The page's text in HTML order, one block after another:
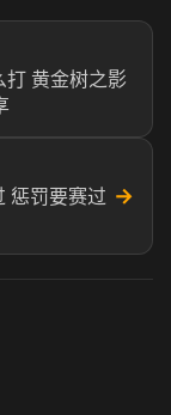
黄金树之影
惩罚要赛过 →